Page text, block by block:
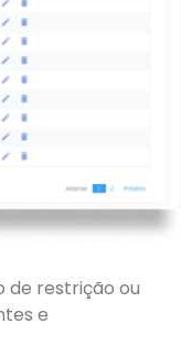
de restrição ou
e